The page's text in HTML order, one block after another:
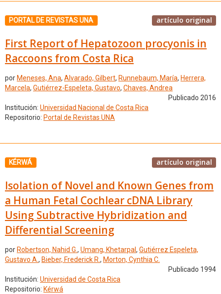
PORTAL DE REVISTAS UNA artículo original
First Report of Hepatozoon procyonis in
Raccoons from Costa Rica
por Meneses, Ana, Alvarado, Gilbert, Runnebaum, María, Herrera,
Marcela, Gutiérrez-Espeleta, Gustavo, Chaves, Andrea
Publicado 2016
Institución: Universidad Nacional de Costa Rica
Repositorio: Portal de Revistas UNA
KÉRWÁ artículo original
Isolation of Novel and Known Genes from
a Human Fetal Cochlear cDNA Library
Using Subtractive Hybridization and
Differential Screening
por Robertson, Nahid G., Umang, Khetarpal, Gutiérrez Espeleta,
Gustavo A., Bieber, Frederick R., Morton, Cynthia C.
Publicado 1994
Institución: Universidad de Costa Rica
Repositorio: Kérwá